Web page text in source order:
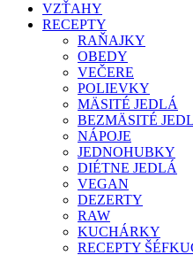
VZŤAHY
RECEPTY
RAŇAJKY
OBEDY
VEČERE
POLIEVKY
MÄSITÉ JEDLÁ
BEZMÄSITÉ
NÁPOJE
JEDNOHUBKY
DIÉTNE JEDLÁ
VEGAN
DEZERTY
RAW
KUCHÁRKY
RECEPTY